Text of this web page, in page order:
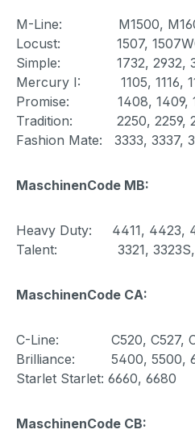
M-Line: M1500, M1600,
Locust: 1507, 1507WC,
Simple: 1732, 2932, 3116,
Mercury I: 1105, 1116,
Promise: 1408, 1409,
Tradition: 2250, 2259,
Fashion Mate: 3333, 3337,
MaschinenCode MB:
Heavy Duty: 4411, 4423,
Talent: 3321, 3323S,
MaschinenCode CA:
C-Line: C520, C527,
Brilliance: 5400, 5500,
Starlet Starlet: 6660, 6680
MaschinenCode CB: